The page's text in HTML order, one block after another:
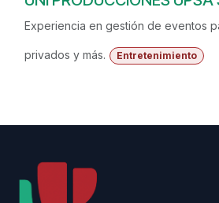
Experiencia en gestión de eventos
privados y más. Entretenimiento